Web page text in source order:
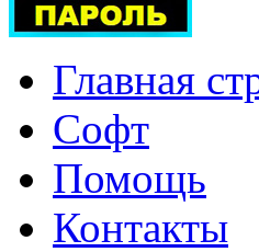
Главная
Софт
Помощь
Контакты